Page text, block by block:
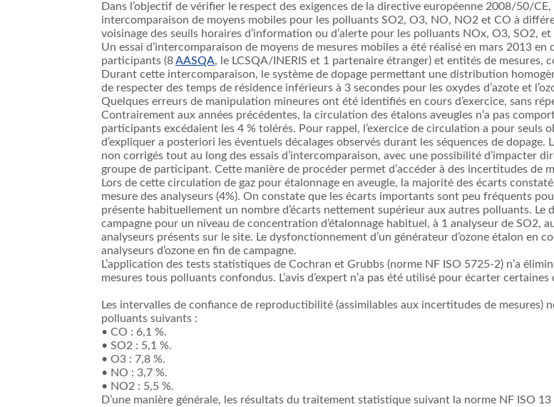
Dans l’objectif de vérifier le respect des exigences de la directive européenne 2008/50/
intercomparaison de moyens mobiles pour les polluants SO2, O3, NO, NO2 et CO à
voisinage des seuils horaires d’information ou d’alerte pour les polluants NOx, O3, SO2,
Un essai d’intercomparaison de moyens de mesures mobiles a été réalisé en mars 2013
participants (8AASQA, le LCSQA/INERIS et 1 partenaire étranger) et entités de
Durant cette intercomparaison, le système de dopage permettant une distribution
de respecter des temps de résidence inférieurs à 3 secondes pour les oxydes d’azote et
Quelques erreurs de manipulation mineures ont été identifiés en cours d’exercice, sans
Contrairement aux années précédentes, la circulation des étalons aveugles n’a pas
participants excédaient les 4 % tolérés. Pour rappel, l’exercice de circulation a pour
d’expliquer a posteriori les éventuels décalages observés durant les séquences de
non corrigés tout au long des essais d’intercomparaison, avec une possibilité d’impacter
groupe de participant. Cette manière de procéder permet d’accéder à des incertitudes de
Lors de cette circulation de gaz pour étalonnage en aveugle, la majorité des écarts
mesure des analyseurs (4%). On constate que les écarts importants sont peu fréquents
présente habituellement un nombre d’écarts nettement supérieur aux autres polluants.
campagne pour un niveau de concentration d’étalonnage habituel, à 1 analyseur de SO2,
analyseurs présents sur le site. Le dysfonctionnement d’un générateur d’ozone étalon en
analyseurs d’ozone en fin de campagne.
L’application des tests statistiques de Cochran et Grubbs (norme NF ISO 5725-2) n’a
mesures tous polluants confondus. L’avis d’expert n’a pas été utilisé pour écarter
Les intervalles de confiance de reproductibilité (assimilables aux incertitudes de
polluants suivants :
• CO : 6,1 %.
• SO2 : 5,1 %.
• O3 : 7,8 %.
• NO : 3,7 %.
• NO2 : 5,5 %.
D’une manière générale, les résultats du traitement statistique suivant la norme NF ISO